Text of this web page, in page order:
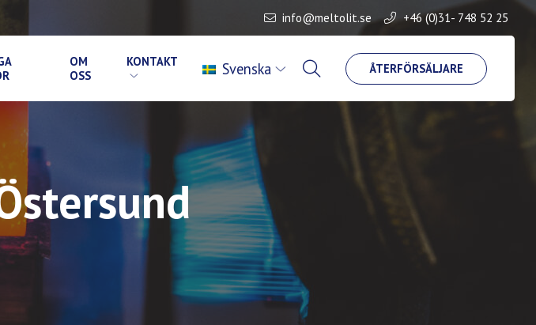
info@meltolit.se +46 (0)31- 748 52 25
OM
OSS
KONTAKT ÅTERFÖRSÄLJARE
Svenska